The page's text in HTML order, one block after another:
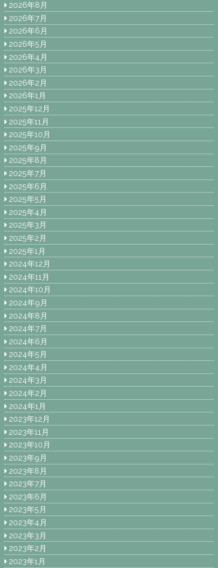
2026年8月
2026年7月
2026年6月
2026年5月
2026年4月
2026年3月
2026年2月
2026年1月
2025年12月
2025年11月
2025年10月
2025年9月
2025年8月
2025年7月
2025年6月
2025年5月
2025年4月
2025年3月
2025年2月
2025年1月
2024年12月
2024年11月
2024年10月
2024年9月
2024年8月
2024年7月
2024年6月
2024年5月
2024年4月
2024年3月
2024年2月
2024年1月
2023年12月
2023年11月
2023年10月
2023年9月
2023年8月
2023年7月
2023年6月
2023年5月
2023年4月
2023年3月
2023年2月
2023年1月